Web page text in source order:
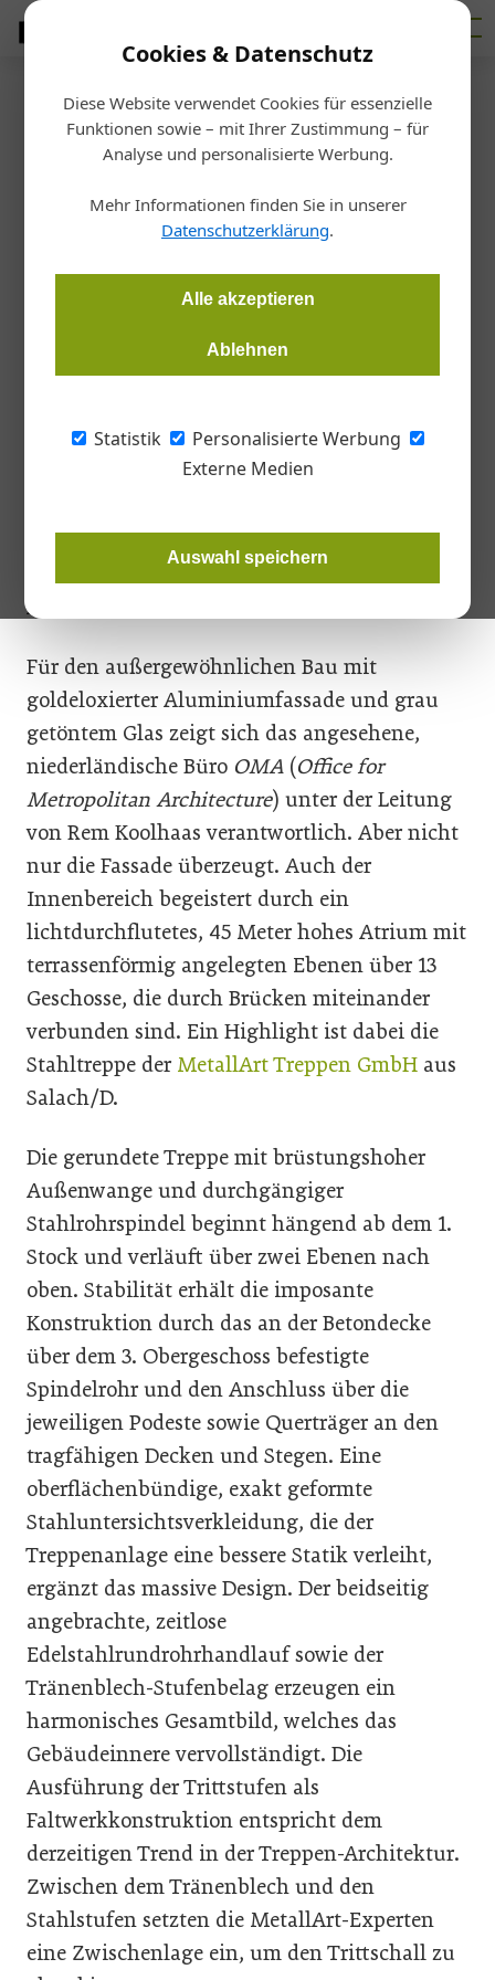
Cookies & Datenschutz
Diese Website verwendet Cookies für essenzielle
Funktionen sowie – mit Ihrer Zustimmung – für
Analyse und personalisierte Werbung.
Mehr Informationen finden Sie in unserer
Datenschutzerklärung.
Alle akzeptieren
Ablehnen
Statistik
Personalisierte Werbung
Externe Medien
Auswahl speichern
Startseite /Bauen
Spindeltreppe
Markante Verbindung
23.09.2021, 16:04 Uhr
werden drei Etagen durch eine eindrucksvolle stählerne
Wendeltreppe verbunden.
Mit dem neuen Gebäude und seinen radikal
flexiblen Flächen hat das deutsche
Quadratmeter die architektonischen
Voraussetzungen für ein modernes
Arbeitsformenkonzept geschaffen.
Für den außergewöhnlichen Bau mit
goldeloxierter Aluminiumfassade und grau
getöntem Glas zeigt sich das angesehene,
niederländische Büro OMA(Office for
Metropolitan Architecture) unter der Leitung
von Rem Koolhaas verantwortlich. Aber nicht
nur die Fassade überzeugt. Auch der
Innenbereich begeistert durch ein
lichtdurchflutetes, 45 Meter hohes Atrium mit
terrassenförmig angelegten Ebenen über 13
Geschosse, die durch Brücken miteinander
verbunden sind. Ein Highlight ist dabei die
Stahltreppe der MetallArt Treppen GmbH aus
Salach/D.
Die gerundete Treppe mit brüstungshoher
Außenwange und durchgängiger
Stahlrohrspindel beginnt hängend ab dem 1.
Stock und verläuft über zwei Ebenen nach
oben. Stabilität erhält die imposante
Konstruktion durch das an der Betondecke
über dem 3. Obergeschoss befestigte
Spindelrohr und den Anschluss über die
jeweiligen Podeste sowie Querträger an den
tragfähigen Decken und Stegen. Eine
oberflächenbündige, exakt geformte
Stahluntersichtsverkleidung, die der
Treppenanlage eine bessere Statik verleiht,
ergänzt das massive Design. Der beidseitig
angebrachte, zeitlose
Edelstahlrundrohrhandlauf sowie der
Tränenblech-Stufenbelag erzeugen ein
harmonisches Gesamtbild, welches das
Gebäudeinnere vervollständigt. Die
Ausführung der Trittstufen als
Faltwerkkonstruktion entspricht dem
derzeitigen Trend in der Treppen-Architektur.
Zwischen dem Tränenblech und den
Stahlstufen setzten die MetallArt-Experten
eine Zwischenlage ein, um den Trittschall zu